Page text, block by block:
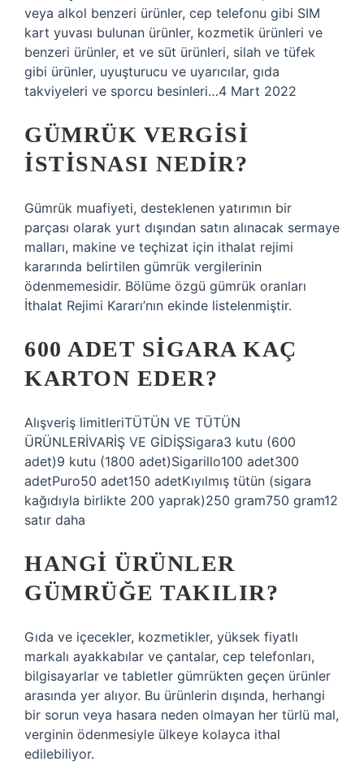
veya alkol benzeri ürünler, cep telefonu gibi SIM
kart yuvası bulunan ürünler, kozmetik ürünleri ve
benzeri ürünler, et ve süt ürünleri, silah ve tüfek
gibi ürünler, uyuşturucu ve uyarıcılar, gıda
takviyeleri ve sporcu besinleri…4 Mart 2022
GÜMRÜK VERGISI
ISTISNASI NEDIR?
Gümrük muafiyeti, desteklenen yatırımın bir
parçası olarak yurt dışından satın alınacak sermaye
malları, makine ve teçhizat için ithalat rejimi
kararında belirtilen gümrük vergilerinin
ödenmemesidir. Bölüme özgü gümrük oranları
İthalat Rejimi Kararı’nın ekinde listelenmiştir.
600 ADET SIGARA KAÇ
KARTON EDER?
Alışveriş limitleriTÜTÜN VE TÜTÜN
ÜRÜNLERİVARİŞ VE GİDİŞSigara3 kutu (600
adet)9 kutu (1800 adet)Sigarillo100 adet300
adetPuro50 adet150 adetKıyılmış tütün (sigara
kağıdıyla birlikte 200 yaprak)250 gram750 gram12
satır daha
HANGI ÜRÜNLER
GÜMRÜĞE TAKILIR?
Gıda ve içecekler, kozmetikler, yüksek fiyatlı
markalı ayakkabılar ve çantalar, cep telefonları,
bilgisayarlar ve tabletler gümrükten geçen ürünler
arasında yer alıyor. Bu ürünlerin dışında, herhangi
bir sorun veya hasara neden olmayan her türlü mal,
verginin ödenmesiyle ülkeye kolayca ithal
edilebiliyor.